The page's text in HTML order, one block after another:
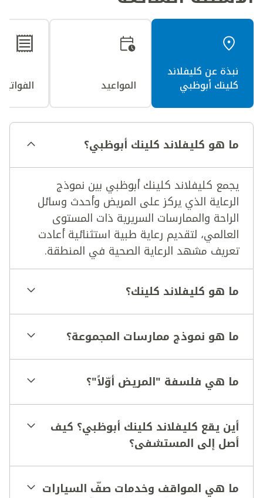
نبذة عن كليفلاند
كلينك أبوظبي المواعيد
ما هو كليفلاند كلينك أبوظبي؟
يجمع كليفلاند كلينك أبوظبي بين نموذج
الرعاية الذي يركز على المريض وأحدث وسائل
الراحة والممارسات السريرية ذات المستوى
العالمي، لتقديم رعاية طبية استثنائية أعادت
تعريف مشهد الرعاية الصحية في المنطقة.
ما هو كليفلاند كلينك؟
ما هو نموذج ممارسات المجموعة؟
ما هي فلسفة "المريض أوّلاً"؟
أين يقع كليفلاند كلينك أبوظبي؟ كيف
أصل إلى المستشفى؟
ما هي المواقف وخدمات صفّ السيارات